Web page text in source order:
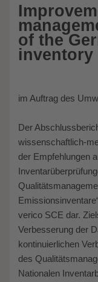
of the
inventory
im Auftrag des
Der
wissenschaftlich-
der Empfehlungen
verico SCE dar.
Verbesserung der
kontinuierlichen
des
Nationalen